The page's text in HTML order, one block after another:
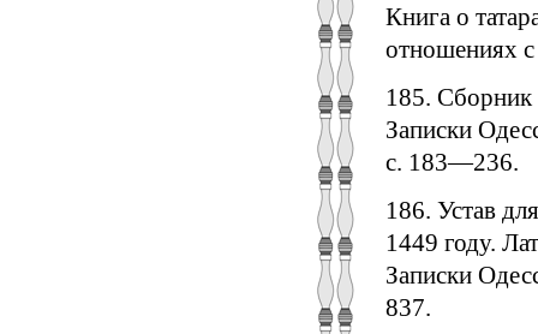
Книга о
отношениях
185.
Записки
с. 183—236.
186. Устав
1449 году.
Записки
837.